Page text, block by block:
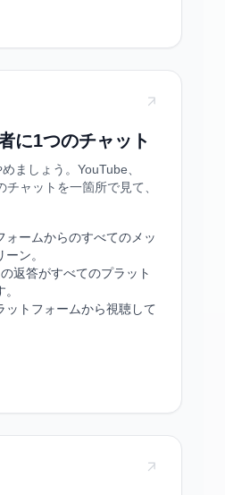
に1つのチャット
ましょう。YouTube、
ャットを一箇所で見て、
ォームからのすべてのメッ
ン。
返答がすべてのプラット
ットフォームから視聴して